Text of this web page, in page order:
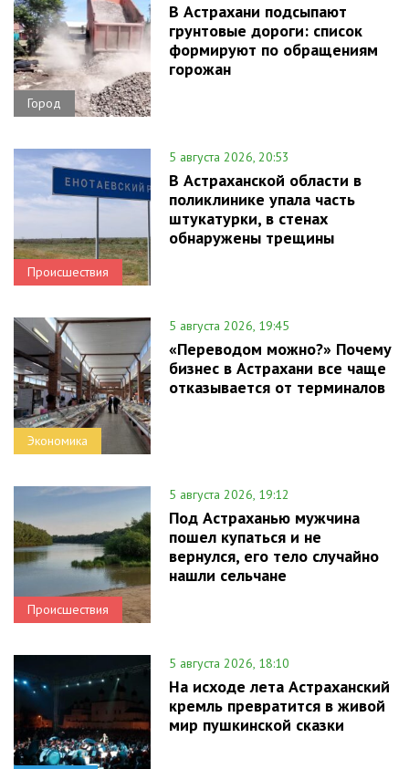
Город
В Астрахани подсыпают
грунтовые дороги: список
формируют по обращениям
горожан
Происшествия
5 августа 2026, 20:53
В Астраханской области в
поликлинике упала часть
штукатурки, в стенах
обнаружены трещины
Экономика
5 августа 2026, 19:45
«Переводом можно?» Почему
бизнес в Астрахани все чаще
отказывается от терминалов
Происшествия
5 августа 2026, 19:12
Под Астраханью мужчина
пошел купаться и не
вернулся, его тело случайно
нашли сельчане
5 августа 2026, 18:10
На исходе лета Астраханский
кремль превратится в живой
мир пушкинской сказки